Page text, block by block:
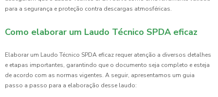
para a segurança e proteção contra descargas atmosféricas.
Como elaborar um Laudo Técnico SPDA eficaz
Elaborar um Laudo Técnico SPDA eficaz requer atenção a diversos detalhes
e etapas importantes, garantindo que o documento seja completo e esteja
de acordo com as normas vigentes. A seguir, apresentamos um guia
passo a passo para a elaboração desse laudo: